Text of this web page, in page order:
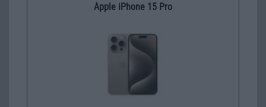
Apple iPhone 15 Pro